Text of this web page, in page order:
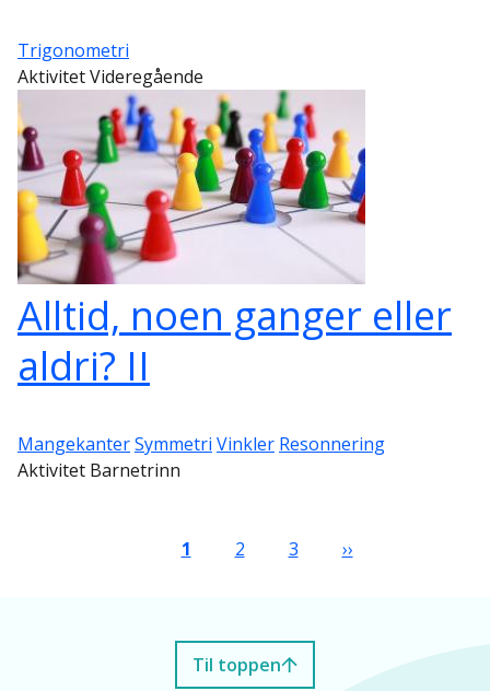
Trigonometri
Aktivitet Videregående
Alltid, noen ganger eller
aldri? II
MangekanterSymmetri Vinkler Resonnering
Aktivitet Barnetrinn
Nåværende side
1 Side
2 Side
3 Neste side
››
Til toppen